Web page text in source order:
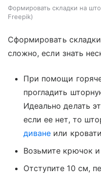
Формировать складки на
Freepik
Сформировать
сложно, если знать
При помощи
прогладить
Идеально делать
если ее нет, то
диване или
Возьмите крючок и
Отступите 10 см,